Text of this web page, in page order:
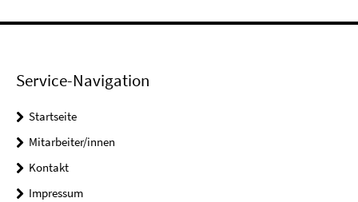
Service-Navigation
Startseite
Mitarbeiter/innen
Kontakt
Impressum